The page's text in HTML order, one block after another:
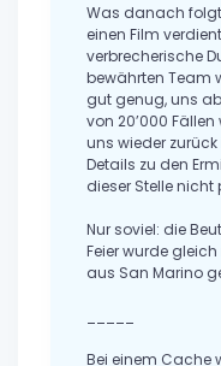
Was danach
einen Film
verbrecherische
bewährten Team
gut genug, uns
von 20’000
uns wieder zurück
Details zu den
dieser Stelle nicht
Nur soviel: die
Feier wurde
aus San Marino
Bei einem Cache